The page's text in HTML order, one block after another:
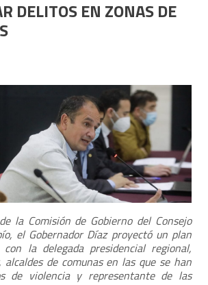
DELITOS EN ZONAS DE
la Comisión de Gobierno del Consejo
el Gobernador Díaz proyectó un plan
con la delegada presidencial regional,
alcaldes de comunas en las que se han
de violencia y representante de las